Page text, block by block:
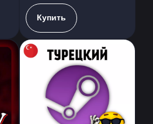
Купить